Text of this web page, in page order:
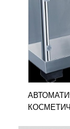
Машина
типа,